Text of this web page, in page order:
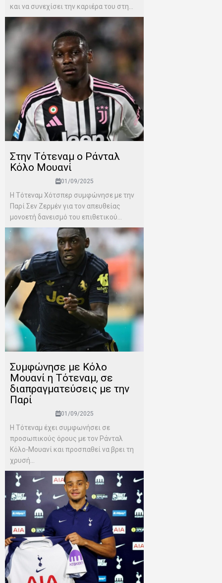
και να συνεχίσει την καριέρα του στη...
Στην Τότεναμ ο Ράνταλ
Κόλο Μουανί
01/09/2025
Η Τότεναμ Χότσπερ συμφώνησε με την
Παρί Σεν Ζερμέν για τον απευθείας
μονοετή δανεισμό του επιθετικού...
Συμφώνησε με Κόλο
Μουανί η Τότεναμ, σε
διαπραγματεύσεις με την
Παρί
01/09/2025
Η Τότεναμ έχει συμφωνήσει σε
προσωπικούς όρους με τον Ράνταλ
Κόλο-Μουανί και προσπαθεί να βρει τη
χρυσή...